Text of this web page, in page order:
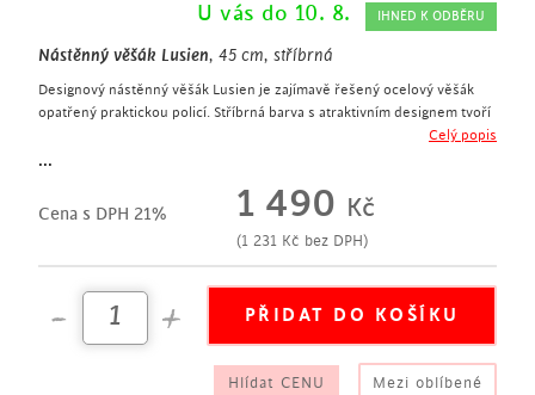
U vás do 10. 8. IHNED K ODBĚRU
Nástěnný věšák Lusien, 45 cm, stříbrná
Designový nástěnný věšák Lusien je zajímavě řešený ocelový věšák
opatřený praktickou policí. Stříbrná barva s atraktivním designem tvoří
kombinaci, díky které tento věšák ozvláštní každou předsíň či chodbu a
praktická odkládací police
hodí se do předsíně či chodby
...
Celý popis
Cena s DPH 21% 1 490 Kč
(1 231 Kč bez DPH)
Hlídat CENU Mezi oblíbené